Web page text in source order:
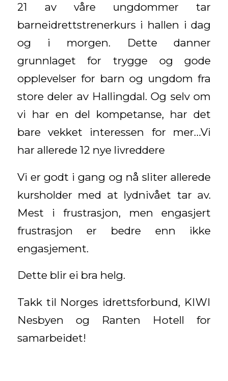
21 av våre ungdommer tar
barneidrettstrenerkurs i hallen i dag
og i morgen. Dette danner
grunnlaget for trygge og gode
opplevelser for barn og ungdom fra
store deler av Hallingdal. Og selv om
vi har en del kompetanse, har det
bare vekket interessen for mer…Vi
har allerede 12 nye livreddere
Vi er godt i gang og nå sliter allerede
kursholder med at lydnivået tar av.
Mest i frustrasjon, men engasjert
frustrasjon er bedre enn ikke
engasjement.
Dette blir ei bra helg.
Takk til Norges idrettsforbund, KIWI
Nesbyen og Ranten Hotell for
samarbeidet!